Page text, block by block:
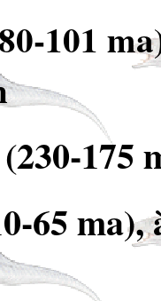
101
175
65